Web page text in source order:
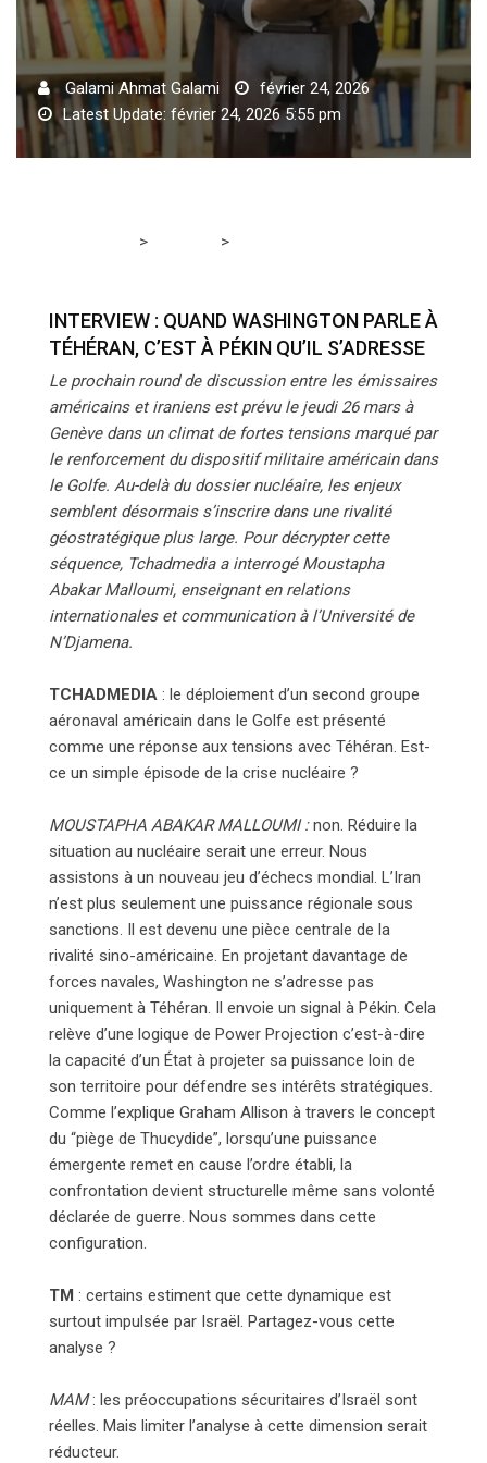
Galami Ahmat Galami
février 24, 2026
Latest Update: février 24, 2026 5:55 pm
> >
INTERVIEW : QUAND WASHINGTON PARLE À
TÉHÉRAN, C’EST À PÉKIN QU’IL S’ADRESSE
Le prochain round de discussion entre les émissaires
américains et iraniens est prévu le jeudi 26 mars à
Genève dans un climat de fortes tensions marqué par
le renforcement du dispositif militaire américain dans
le Golfe. Au-delà du dossier nucléaire, les enjeux
semblent désormais s’inscrire dans une rivalité
géostratégique plus large. Pour décrypter cette
séquence, Tchadmedia a interrogé Moustapha
Abakar Malloumi, enseignant en relations
internationales et communication à l’Université de
N’Djamena.
TCHADMEDIA : le déploiement d’un second groupe
aéronaval américain dans le Golfe est présenté
comme une réponse aux tensions avec Téhéran. Est-
ce un simple épisode de la crise nucléaire ?
MOUSTAPHA ABAKAR MALLOUMI :non. Réduire la
situation au nucléaire serait une erreur. Nous
assistons à un nouveau jeu d’échecs mondial. L’Iran
n’est plus seulement une puissance régionale sous
sanctions. Il est devenu une pièce centrale de la
rivalité sino-américaine. En projetant davantage de
forces navales, Washington ne s’adresse pas
uniquement à Téhéran. Il envoie un signal à Pékin. Cela
relève d’une logique de Power Projection c’est-à-dire
la capacité d’un État à projeter sa puissance loin de
son territoire pour défendre ses intérêts stratégiques.
Comme l’explique Graham Allison à travers le concept
du “piège de Thucydide”, lorsqu’une puissance
émergente remet en cause l’ordre établi, la
confrontation devient structurelle même sans volonté
déclarée de guerre. Nous sommes dans cette
configuration.
TM : certains estiment que cette dynamique est
surtout impulsée par Israël. Partagez-vous cette
analyse ?
MAM: les préoccupations sécuritaires d’Israël sont
réelles. Mais limiter l’analyse à cette dimension serait
réducteur.